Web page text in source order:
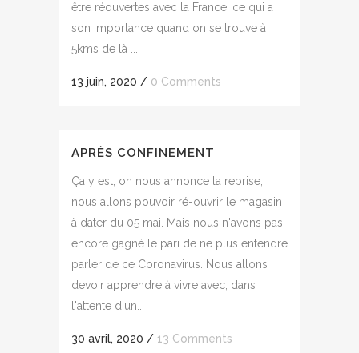
être réouvertes avec la France, ce qui a
son importance quand on se trouve à
5kms de là ...
13 juin, 2020 / 0 Comments
APRÈS CONFINEMENT
Ça y est, on nous annonce la reprise,
nous allons pouvoir ré-ouvrir le magasin
à dater du 05 mai. Mais nous n'avons pas
encore gagné le pari de ne plus entendre
parler de ce Coronavirus. Nous allons
devoir apprendre à vivre avec, dans
l'attente d'un...
30 avril, 2020 / 13 Comments